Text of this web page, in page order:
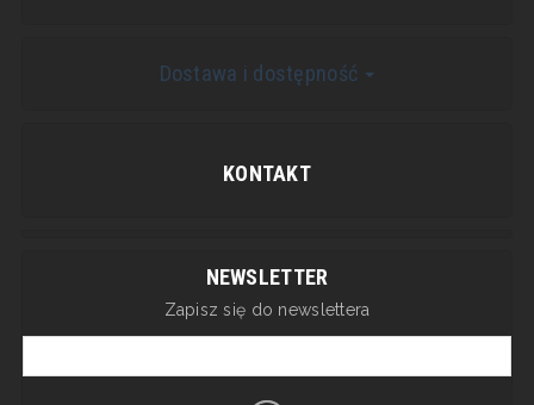
Dostawa i dostępność
KONTAKT
NEWSLETTER
Zapisz się do newslettera